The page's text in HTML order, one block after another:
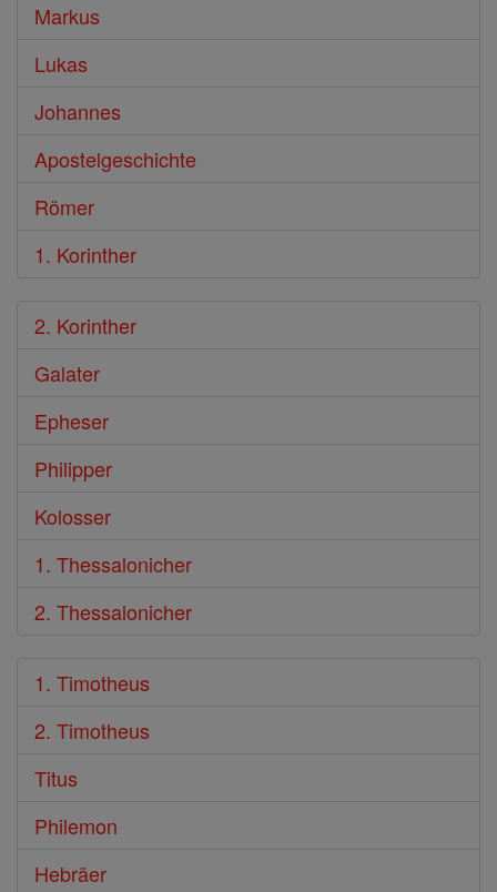
Markus
Lukas
Johannes
Apostelgeschichte
Römer
1. Korinther
2. Korinther
Galater
Epheser
Philipper
Kolosser
1. Thessalonicher
2. Thessalonicher
1. Timotheus
2. Timotheus
Titus
Philemon
Hebräer